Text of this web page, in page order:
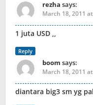
rezha says:
March 18, 2011
1 juta USD ,,
Reply
boom says:
March 18, 2011
diantara big3 sm yg